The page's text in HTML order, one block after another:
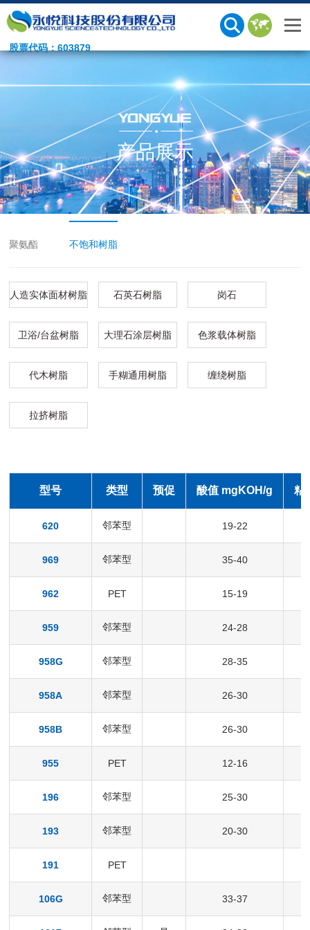
股票代码：603879
产品展示
聚氨酯 不饱和树脂
人造实体面材树脂 石英石树脂 岗石
卫浴/台盆树脂 大理石涂层树脂 色浆载体树脂
代木树脂 手糊通用树脂 缠绕树脂
拉挤树脂
型号 类型 预促 酸值 mgKOH/g 粘
620 邻苯型 19-22
969 邻苯型 35-40
962 PET 15-19
959 邻苯型 24-28
958G 邻苯型 28-35
958A 邻苯型 26-30
958B 邻苯型 26-30
955 PET 12-16
196 邻苯型 25-30
193 邻苯型 20-30
191 PET
106G 邻苯型 33-37